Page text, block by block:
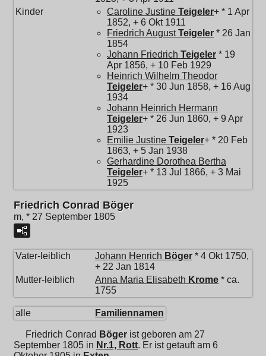
Kinder
Caroline Justine Teigeler+ * 1 Apr
1852, + 6 Okt 1911
Friedrich August Teigeler * 26 Jan
1854
Johann Friedrich Teigeler * 19
Apr 1856, + 10 Feb 1929
Heinrich Wilhelm Theodor
Teigeler+ * 30 Jun 1858, + 16 Aug
1934
Johann Heinrich Hermann
Teigeler+ * 26 Jun 1860, + 9 Apr
1923
Emilie Justine Teigeler+ * 20 Feb
1863, + 5 Jan 1938
Gerhardine Dorothea Bertha
Teigeler+ * 13 Jul 1866, + 3 Mai
1925
Friedrich Conrad Böger
m, * 27 September 1805
Vater-leiblich Johann Henrich Böger * 4 Okt 1750,
+ 22 Jan 1814
Mutter-leiblich
Anna Maria Elisabeth Krome * ca.
1755
alle Familiennamen
Friedrich Conrad Böger ist geboren am 27
September 1805 in Nr.1, Rott. Er ist getauft am 6